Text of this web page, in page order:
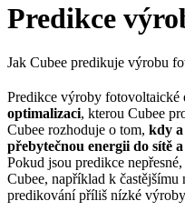
Predikce
Jak Cubee predikuje výrobu
Predikce výroby
optimalizaci, kterou Cubee
Cubee rozhoduje o tom, kdy
přebytečnou energii do sítě
Pokud jsou predikce
Cubee, například k
predikování příliš nízké